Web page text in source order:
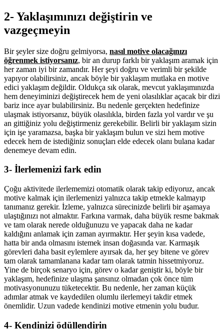
2- Yaklaşımınızı değiştirin ve
vazgeçmeyin
Bir şeyler size doğru gelmiyorsa, nasıl motive olacağınızı
öğrenmek istiyorsanız, bir an durup farklı bir yaklaşım aramak için
her zaman iyi bir zamandır. Her şeyi doğru ve verimli bir şekilde
yapıyor olabilirsiniz, ancak böyle bir yaklaşım mutlaka en motive
edici yaklaşım değildir. Oldukça sık olarak, mevcut yaklaşımınızda
hem deneyiminizi değiştirecek hem de yeni olasılıklar açacak bir dizi
bariz ince ayar bulabilirsiniz. Bu nedenle gerçekten hedefinize
ulaşmak istiyorsanız, büyük olasılıkla, birden fazla yol vardır ve şu
an gittiğiniz yolu değiştirmeniz gerekebilir. Belirli bir yaklaşım sizin
için işe yaramazsa, başka bir yaklaşım bulun ve sizi hem motive
edecek hem de istediğiniz sonuçları elde edecek olanı bulana kadar
denemeye devam edin.
3- İlerlemenizi fark edin
Çoğu aktivitede ilerlememizi otomatik olarak takip ediyoruz, ancak
motive kalmak için ilerlemenizi yalnızca takip etmekle kalmayıp
tanımanız gerekir. İzleme, yalnızca sürecinizde belirli bir aşamaya
ulaştığınızı not almaktır. Farkına varmak, daha büyük resme bakmak
ve tam olarak nerede olduğunuzu ve yapacak daha ne kadar
kaldığını anlamak için zaman ayırmaktır. Her şeyin kısa vadede,
hatta bir anda olmasını istemek insan doğasında var. Karmaşık
görevleri daha basit eylemlere ayırsak da, her şey bitene ve görev
tam olarak tamamlanana kadar tam olarak tatmin hissetmiyoruz.
Yine de birçok senaryo için, görev o kadar geniştir ki, böyle bir
yaklaşım, hedefinize ulaşma şansınız olmadan çok önce tüm
motivasyonunuzu tüketecektir. Bu nedenle, her zaman küçük
adımlar atmak ve kaydedilen olumlu ilerlemeyi takdir etmek
önemlidir. Uzun vadede kendinizi motive etmenin yolu budur.
4- Kendinizi ödüllendirin